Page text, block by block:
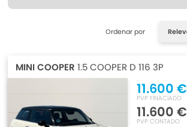
Encuentra lo que estás
Ordenar por
MINI COOPER 1.5 COOPER D 116 3P
11.600 €
PVP FINACIADO
11.600 €
PVP CONTADO